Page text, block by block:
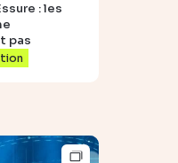
: les
pas